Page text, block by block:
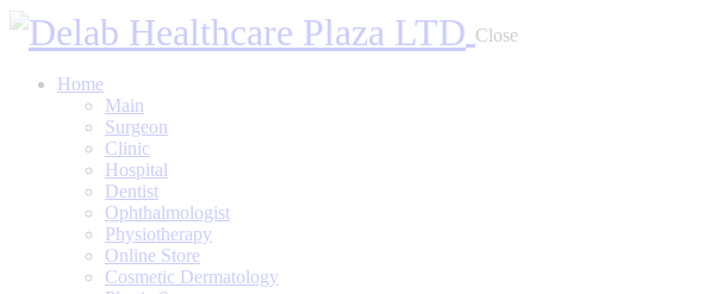
Close
Home
Main
Surgeon
Clinic
Hospital
Dentist
Ophthalmologist
Physiotherapy
Online Store
Cosmetic Dermatology